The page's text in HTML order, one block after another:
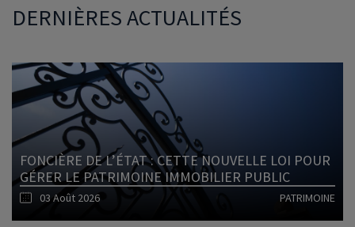
DERNIÈRES ACTUALITÉS
FONCIÈRE DE L’ÉTAT : CETTE NOUVELLE LOI POUR
GÉRER LE PATRIMOINE IMMOBILIER PUBLIC
03 Août 2026 PATRIMOINE